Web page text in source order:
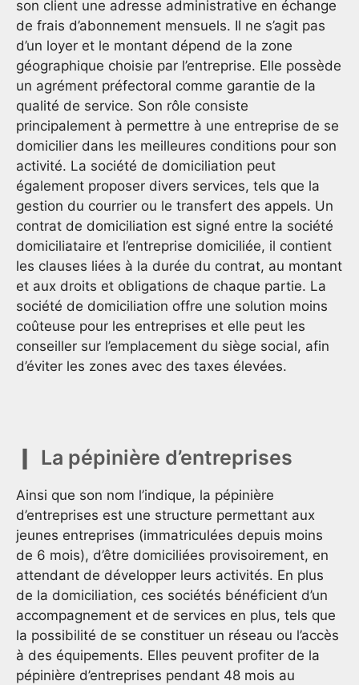
son client une adresse administrative en échange
de frais d’abonnement mensuels. Il ne s’agit pas
d’un loyer et le montant dépend de la zone
géographique choisie par l’entreprise. Elle possède
un agrément préfectoral comme garantie de la
qualité de service. Son rôle consiste
principalement à permettre à une entreprise de se
domicilier dans les meilleures conditions pour son
activité. La société de domiciliation peut
également proposer divers services, tels que la
gestion du courrier ou le transfert des appels. Un
contrat de domiciliation est signé entre la société
domiciliataire et l’entreprise domiciliée, il contient
les clauses liées à la durée du contrat, au montant
et aux droits et obligations de chaque partie. La
société de domiciliation offre une solution moins
coûteuse pour les entreprises et elle peut les
conseiller sur l’emplacement du siège social, afin
d’éviter les zones avec des taxes élevées.
La pépinière d’entreprises
Ainsi que son nom l’indique, la pépinière
d’entreprises est une structure permettant aux
jeunes entreprises (immatriculées depuis moins
de 6 mois), d’être domiciliées provisoirement, en
attendant de développer leurs activités. En plus
de la domiciliation, ces sociétés bénéficient d’un
accompagnement et de services en plus, tels que
la possibilité de se constituer un réseau ou l’accès
à des équipements. Elles peuvent profiter de la
pépinière d’entreprises pendant 48 mois au